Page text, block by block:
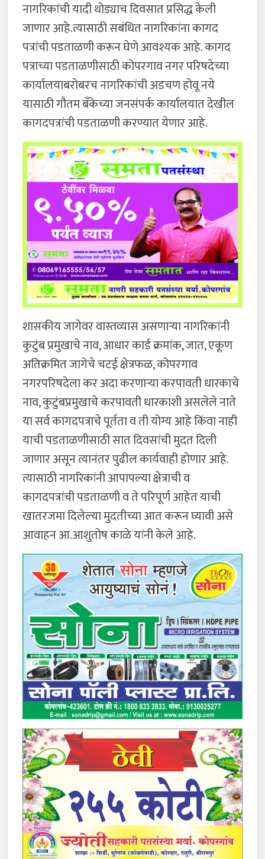
नागरिकांची यादी थोड्याच दिवसात प्रसिद्ध केली
जाणार आहे.त्यासाठी सबंधित नागरिकांना कागद
पत्रांची पडताळणी करून घेणे आवश्यक आहे. कागद
पत्राच्या पडताळणीसाठी कोपरगाव नगर परिषदेच्या
कार्यालयाबरोबरच नागरिकांची अडचण होवू नये
यासाठी गौतम बँकेच्या जनसंपर्क कार्यालयात देखील
कागदपत्रांची पडताळणी करण्यात येणार आहे.
शासकीय जागेवर वास्तव्यास असणाऱ्या नागरिकांनी
कुटुंब प्रमुखाचे नाव, आधार कार्ड क्रमांक, जात, एकूण
अतिक्रमित जागेचे चटई क्षेत्रफळ, कोपरगाव
नगरपरिषदेला कर अदा करणाऱ्या करपावती धारकाचे
नाव, कुटुंबप्रमुखाचे करपावती धारकाशी असलेले नाते
या सर्व कागदपत्राचे पूर्तता व ती योग्य आहे किंवा नाही
याची पडताळणीसाठी सात दिवसांची मुदत दिली
जाणार असून त्यानंतर पुढील कार्यवाही होणार आहे.
त्यासाठी नागरिकांनी आपापल्या क्षेत्राची व
कागदपत्रांची पडताळणी व ते परिपूर्ण आहेत याची
खातरजमा दिलेल्या मुदतीच्या आत करून घ्यावी असे
आवाहन आ.आशुतोष काळे यांनी केले आहे.